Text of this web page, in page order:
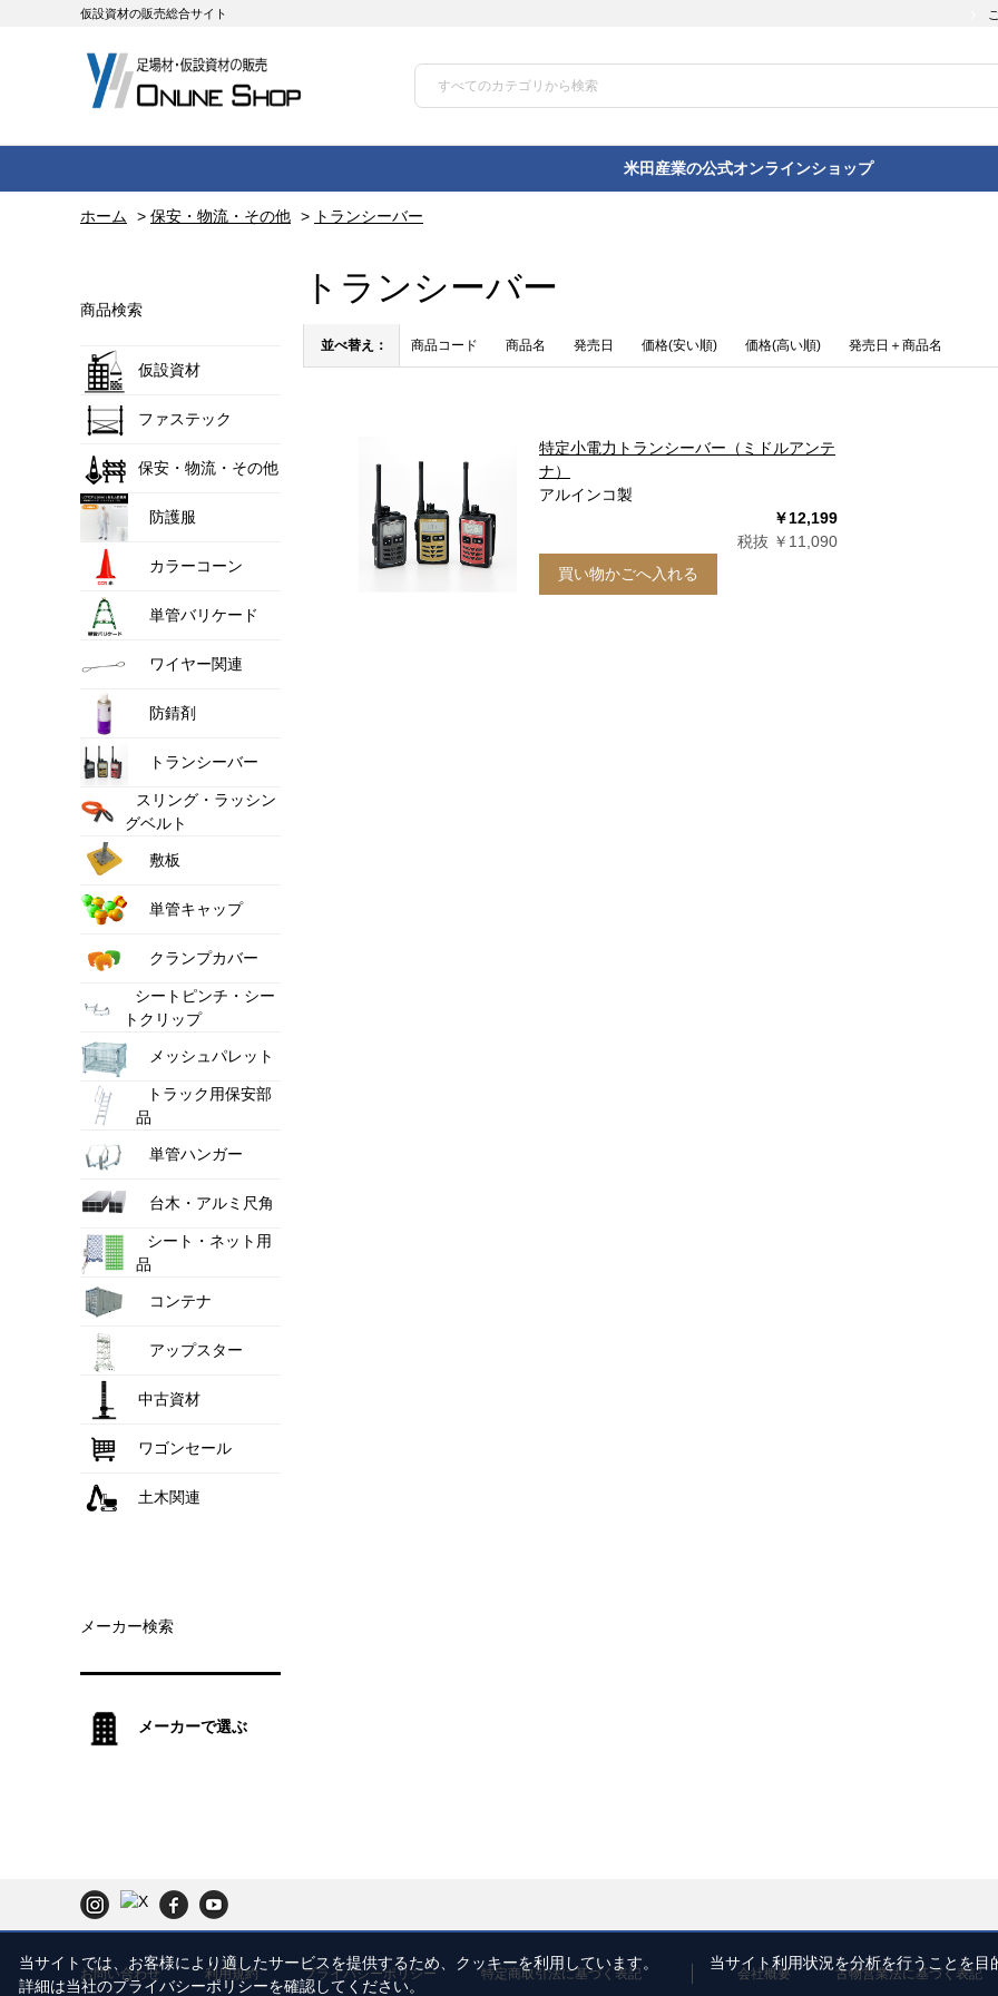
仮設資材の販売総合サイト
米田産業の公式オンラインショップ
ホーム > 保安・物流・その他 > トランシーバー
商品検索
仮設資材
ファステック
保安・物流・その他
防護服
カラーコーン
単管バリケード
ワイヤー関連
防錆剤
トランシーバー
スリング・ラッシン
グベルト
敷板
単管キャップ
クランプカバー
シートピンチ・シー
トクリップ
メッシュパレット
トラック用保安部
品
単管ハンガー
台木・アルミ尺角
シート・ネット用
品
コンテナ
アップスター
中古資材
ワゴンセール
土木関連
メーカー検索
メーカーで選ぶ
トランシーバー
並べ替え： 商品コード 商品名 発売日 価格(安い順) 価格(高い順) 発売日＋商品名
特定小電力トランシーバー（ミドルアンテ
ナ）
アルインコ製
￥12,199
税抜 ￥11,090
買い物かごへ入れる
お問い合わせ 利用規約 プライバシーポリシー 特定商取引法に基づく表記 会社概要 古物営業法に基づく表記
当サイトでは、お客様により適したサービスを提供するため、クッキーを利用しています。 当サイト利用状況を分析を行うことを目
詳細は当社のプライバシーポリシーを確認してください。